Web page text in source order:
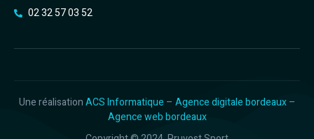
02 32 57 03 52
Une réalisationACS Informatique – Agence digitale bordeaux–
Agence web bordeaux